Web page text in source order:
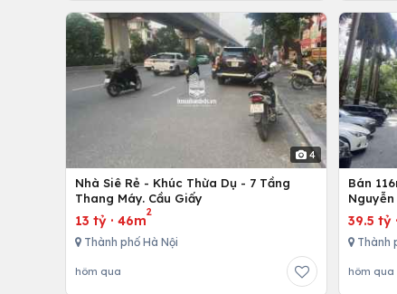
4
Nhà Siê Rẻ - Khúc Thừa Dụ - 7 Tầng
Thang Máy. Cầu Giấy
13 tỷ · 46m
2
Thành phố Hà Nội
hôm qua
Bán
39.5 tỷ ·
Thành
hôm qua